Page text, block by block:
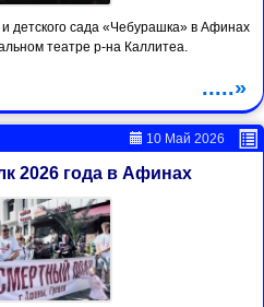
детского сада «Чебурашка» в Афинах
театре р-на Каллитеа.
.....»
10 Май 2026
2026 года в Афинах